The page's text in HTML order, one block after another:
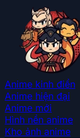
Anime kinh điển
Anime hiện đại
Anime mới
Hình nền anime
Kho ảnh anime